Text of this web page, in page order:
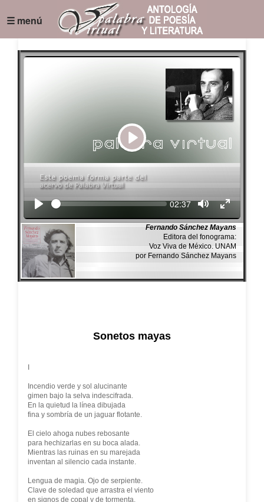
☰ menú
Play
Seek Current
02:37
Fernando Sánchez Mayans
Editora del fonograma:
Voz Viva de México. UNAM
por Fernando Sánchez Mayans
Sonetos mayas
Incendio verde y sol alucinante
gimen bajo la selva indescifrada.
En la quietud la línea dibujada
fina y sombría de un jaguar flotante.
El cielo ahoga nubes rebosante
para hechizarlas en su boca alada.
Mientras las ruinas en su marejada
inventan al silencio cada instante.
Lengua de magia. Ojo de serpiente.
Clave de soledad que arrastra el viento
en signos de copal y de tormenta.